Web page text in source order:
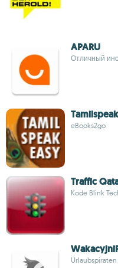
APARU
Отличный
eBooks2go
Traffic
Kode Blink
Urlaubspiraten